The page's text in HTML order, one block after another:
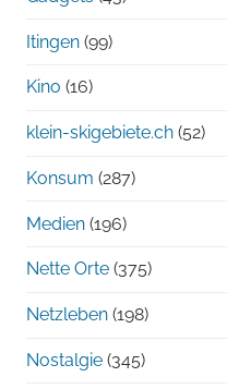
Itingen (99)
Kino (16)
klein-skigebiete.ch (52)
Konsum (287)
Medien (196)
Nette Orte (375)
Netzleben (198)
Nostalgie (345)